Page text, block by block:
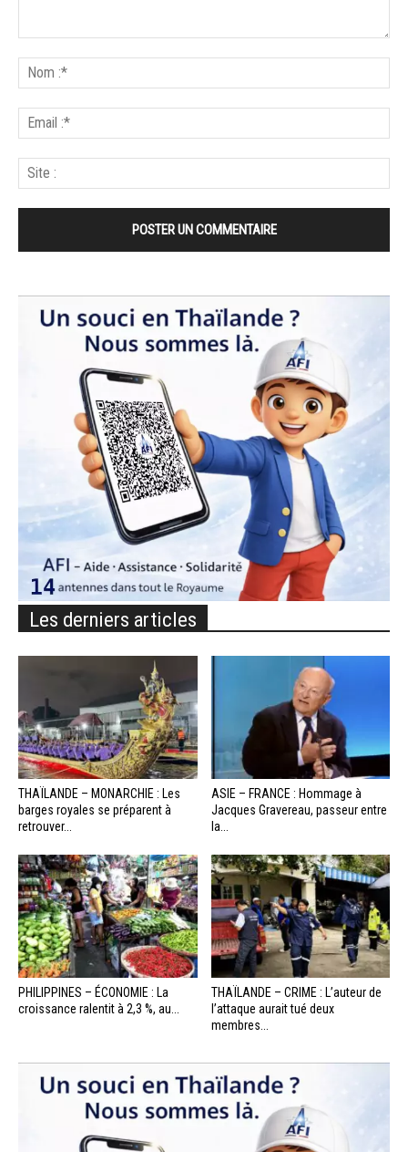
Les derniers articles
THAÏLANDE – MONARCHIE : Les
barges royales se préparent à
retrouver...
ASIE – FRANCE : Hommage à
Jacques Gravereau, passeur entre
la...
PHILIPPINES – ÉCONOMIE : La
croissance ralentit à 2,3 %, au...
THAÏLANDE – CRIME : L’auteur de
l’attaque aurait tué deux
membres...